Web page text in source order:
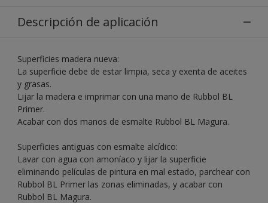
Descripción de aplicación
Superficies madera nueva:
La superficie debe de estar limpia, seca y exenta de aceites
y grasas.
Lijar la madera e imprimar con una mano de Rubbol BL
Primer.
Acabar con dos manos de esmalte Rubbol BL Magura.
Superficies antiguas con esmalte alcídico:
Lavar con agua con amoníaco y lijar la superficie
eliminando películas de pintura en mal estado, parchear con
Rubbol BL Primer las zonas eliminadas, y acabar con
Rubbol BL Magura.